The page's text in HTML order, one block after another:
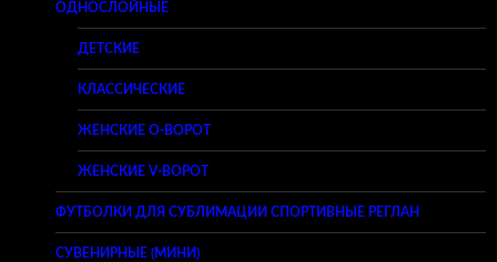
ОДНОСЛОЙНЫЕ
ДЕТСКИЕ
КЛАССИЧЕСКИЕ
ЖЕНСКИЕ O-ВОРОТ
ЖЕНСКИЕ V-ВОРОТ
ФУТБОЛКИ ДЛЯ СУБЛИМАЦИИ СПОРТИВНЫЕ РЕГЛАН
СУВЕНИРНЫЕ (МИНИ)